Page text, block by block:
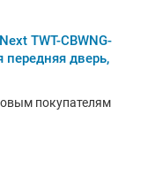
TWT-CBWNG-
передняя дверь,
покупателям